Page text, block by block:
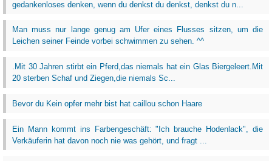
gedankenloses denken, wenn du denkst du denkst, denkst du n...
Man muss nur lange genug am Ufer eines Flusses sitzen, um die
Leichen seiner Feinde vorbei schwimmen zu sehen. ^^
.Mit 30 Jahren stirbt ein Pferd,das niemals hat ein Glas Biergeleert.Mit
20 sterben Schaf und Ziegen,die niemals Sc...
Bevor du Kein opfer mehr bist hat caillou schon Haare
Ein Mann kommt ins Farbengeschäft: "Ich brauche Hodenlack", die
Verkäuferin hat davon noch nie was gehört, und fragt ...